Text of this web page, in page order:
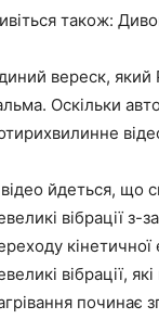
також:
вереск, який
Оскільки
йдеться, що
вібрації
кінетичної
вібрації,
починає